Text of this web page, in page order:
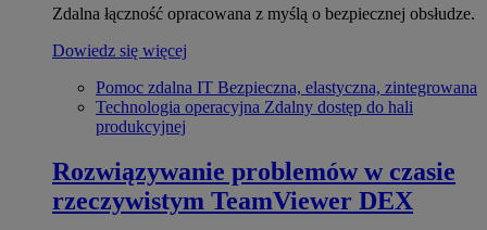
Zdalna łączność opracowana z myślą o bezpiecznej obsłudze.
Dowiedz się więcej
Pomoc zdalna IT Bezpieczna, elastyczna, zintegrowana
Technologia operacyjna Zdalny dostęp do hali
produkcyjnej
Rozwiązywanie problemów w czasie
rzeczywistym TeamViewer DEX